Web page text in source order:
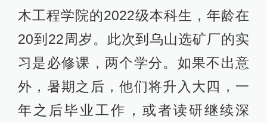
木工程学院的2022级本科生，年龄在
20到22周岁。此次到乌山选矿厂的实
习是必修课，两个学分。如果不出意
外，暑期之后，他们将升入大四，一
年之后毕业工作，或者读研继续深